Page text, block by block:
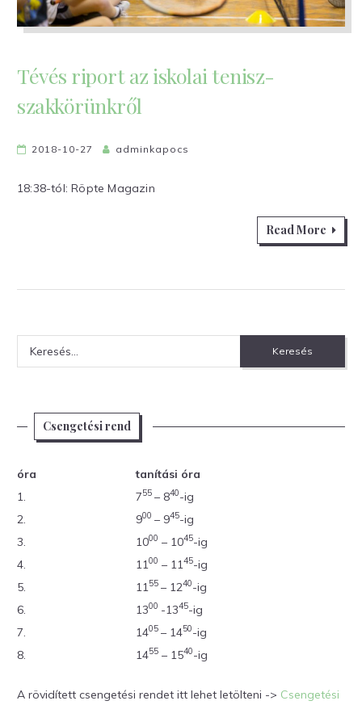
Tévés riport az iskolai tenisz-
szakkörünkről
2018-10-27 adminkapocs
18:38-tól: Röpte Magazin
Read More
Keresés:
Csengetési rend
óra
tanítási óra
1.
755 – 840-ig
2.
900 – 945-ig
3.
1000 – 1045-ig
4.
1100 – 1145-ig
5.
1155 – 1240-ig
6.
1300 -1345-ig
7.
1405 – 1450-ig
8.
1455 – 1540-ig
A rövidített csengetési rendet itt lehet letölteni -> Csengetési